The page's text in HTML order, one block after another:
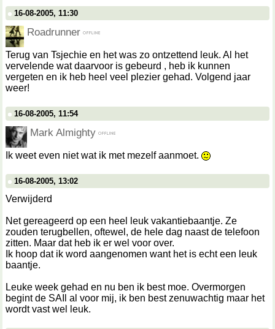
16-08-2005, 11:30
Roadrunner
Terug van Tsjechie en het was zo ontzettend leuk. Al het
vervelende wat daarvoor is gebeurd , heb ik kunnen
vergeten en ik heb heel veel plezier gehad. Volgend jaar
weer!
16-08-2005, 11:54
Mark Almighty
Ik weet even niet wat ik met mezelf aanmoet.
16-08-2005, 13:02
Verwijderd
Net gereageerd op een heel leuk vakantiebaantje. Ze
zouden terugbellen, oftewel, de hele dag naast de telefoon
zitten. Maar dat heb ik er wel voor over.
Ik hoop dat ik word aangenomen want het is echt een leuk
baantje.
Leuke week gehad en nu ben ik best moe. Overmorgen
begint de SAIl al voor mij, ik ben best zenuwachtig maar het
wordt vast wel leuk.